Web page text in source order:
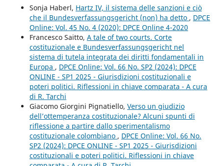
Sonja Haberl, Hartz IV, il sistema delle sanzioni e ciò
che il Bundesverfassungsgericht (non) ha detto , DPCE
Online: Vol. 45 No. 4 (2020): DPCE Online 4-2020
Francesco Saitto, A tale of two courts. Corte
costituzionale e Bundesverfassungsgericht nel
sistema di tutela integrata dei diritti fondamentali in
Europa , DPCE Online: Vol. 66 No. SP2 (2024): DPCE
ONLINE - SP1 2025 - Giurisdizioni costituzionali e
poteri politici. Riflessioni in chiave comparata - A cura
di R. Tarchi
Giacomo Giorgini Pignatiello, Verso un giudizio
dell’ottemperanza costituzionale? Alcuni spunti di
riflessione a partire dallo sperimentalismo
costituzionale colombiano , DPCE Online: Vol. 66 No.
SP2 (2024): DPCE ONLINE - SP1 2025 - Giurisdizioni
costituzionali e poteri politici. Riflessioni in chiave